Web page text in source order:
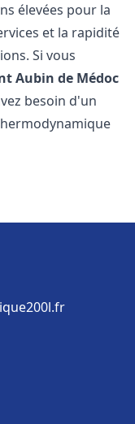
élevées pour la
et la rapidité
Si vous
Aubin de Médoc
besoin d'un